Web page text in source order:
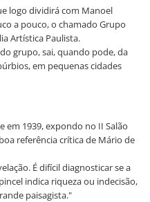
logo dividirá com Manoel
a pouco, o chamado Grupo
Artística Paulista.
grupo, sai, quando pode, da
em pequenas cidades
em 1939, expondo no II Salão
referência crítica de Mário de
É difícil diagnosticar se a
indica riqueza ou indecisão,
paisagista."